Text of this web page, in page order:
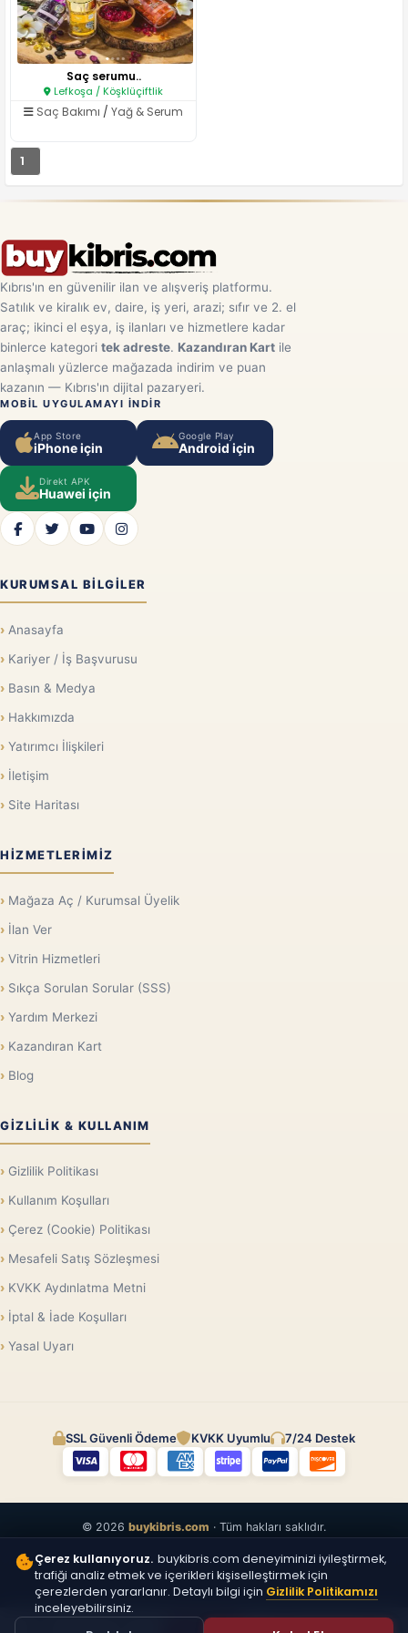
Saç serumu..
Lefkoşa / Köşklüçiftlik
Saç Bakımı / Yağ & Serum
1
Kıbrıs'ın en güvenilir ilan ve alışveriş platformu.
Satılık ve kiralık ev, daire, iş yeri, arazi; sıfır ve 2. el
araç; ikinci el eşya, iş ilanları ve hizmetlere kadar
binlerce kategori tek adreste. Kazandıran Kart ile
anlaşmalı yüzlerce mağazada indirim ve puan
kazanın — Kıbrıs'ın dijital pazaryeri.
MOBIL UYGULAMAYI INDIR
App Store
iPhone için
Google Play
Android için
Direkt APK
Huawei için
KURUMSAL BILGILER
Anasayfa
Kariyer / İş Başvurusu
Basın & Medya
Hakkımızda
Yatırımcı İlişkileri
İletişim
Site Haritası
HIZMETLERIMIZ
Mağaza Aç / Kurumsal Üyelik
İlan Ver
Vitrin Hizmetleri
Sıkça Sorulan Sorular (SSS)
Yardım Merkezi
Kazandıran Kart
Blog
GIZLILIK & KULLANIM
Gizlilik Politikası
Kullanım Koşulları
Çerez (Cookie) Politikası
Mesafeli Satış Sözleşmesi
KVKK Aydınlatma Metni
İptal & İade Koşulları
Yasal Uyarı
SSL Güvenli Ödeme KVKK Uyumlu 7/24 Destek
© 2026 buykibris.com · Tüm hakları saklıdır.
Çerez kullanıyoruz. buykibris.com deneyiminizi iyileştirmek,
trafiği analiz etmek ve içerikleri kişiselleştirmek için
çerezlerden yararlanır. Detaylı bilgi için Gizlilik Politikamızı
inceleyebilirsiniz.